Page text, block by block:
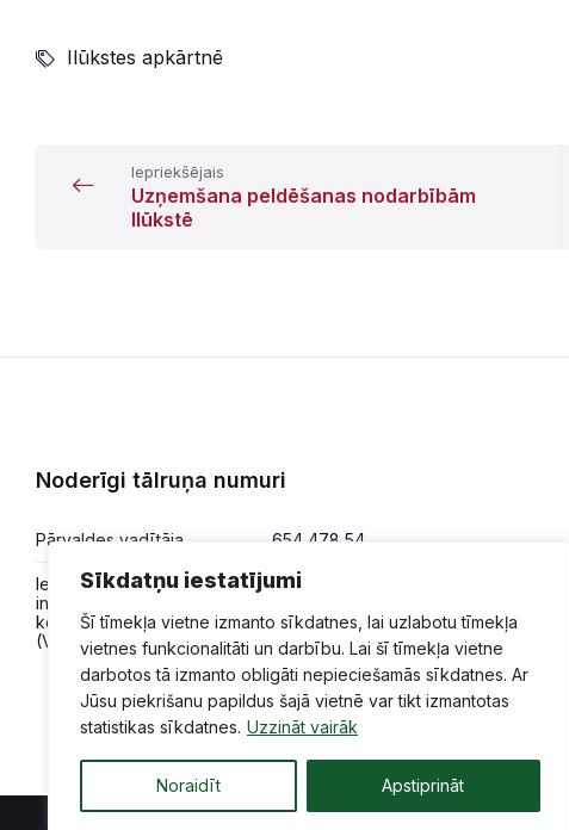
Sīkdatņu iestatījumi
Šī tīmekļa vietne izmanto sīkdatnes, lai uzlabotu tīmekļa
vietnes funkcionalitāti un darbību. Lai šī tīmekļa vietne
darbotos tā izmanto obligāti nepieciešamās sīkdatnes. Ar
Jūsu piekrišanu papildus šajā vietnē var tikt izmantotas
statistikas sīkdatnes. Uzzināt vairāk
Noraidīt Apstiprināt
Ilūkstes apkārtnē
Iepriekšējais
Uzņemšana peldēšanas nodarbībām
Ilūkstē
Noderīgi tālruņa numuri
Pārvaldes vadītāja 654 478 54
Iesniegumi,
informācija,
konsultācijas
(VPVKAC)
654 478 50